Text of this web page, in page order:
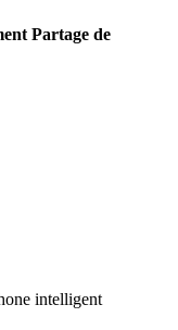
Partage de
intelligent